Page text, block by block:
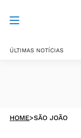
ÚLTIMAS NOTÍCIAS
HOME>SÃO JOÃO